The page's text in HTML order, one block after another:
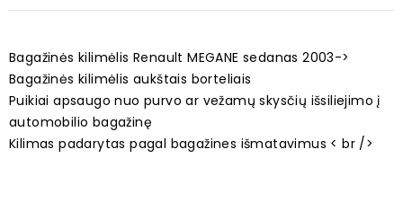
Bagažinės kilimėlis Renault MEGANE sedanas 2003->
Bagažinės kilimėlis aukštais borteliais
Puikiai apsaugo nuo purvo ar vežamų skysčių išsiliejimo į
automobilio bagažinę
Kilimas padarytas pagal bagažines išmatavimus < br />